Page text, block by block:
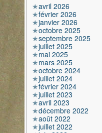
avril 2026
février 2026
janvier 2026
octobre 2025
septembre 2025
juillet 2025
mai 2025
mars 2025
octobre 2024
juillet 2024
février 2024
juillet 2023
avril 2023
décembre 2022
août 2022
juillet 2022